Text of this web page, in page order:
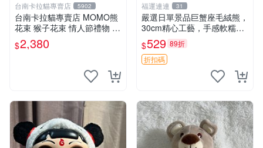
台南卡拉貓專賣店 5902
台南卡拉貓專賣店 MOMO熊
花束 猴子花束 情人節禮物 二
選一 可繡字 可今天寄明天到
$2,380
福運連連 31
嚴選日單景品巨蟹座毛絨熊，
30cm精心工藝，手感軟糯推
薦收藏送人 巨蟹座 毛絨玩具
精緻做工
$529 89折
折扣碼